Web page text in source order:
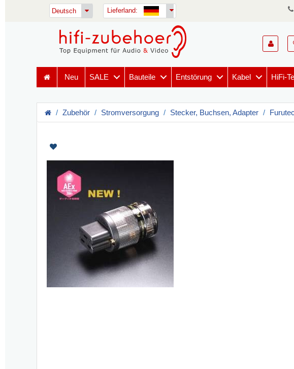
Deutsch Lieferland:
Neu SALE Bauteile Entstörung Kabel HiFi-
Zubehör Stromversorgung Stecker, Buchsen, Adapter